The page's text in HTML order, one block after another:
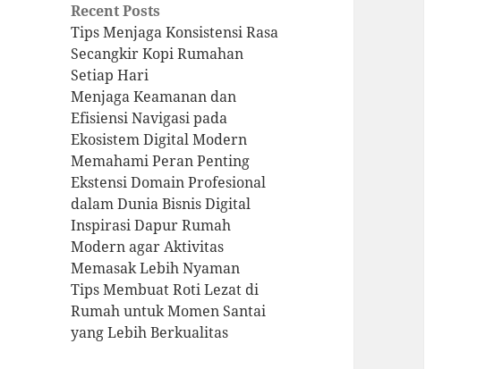
Recent Posts
Tips Menjaga Konsistensi Rasa
Secangkir Kopi Rumahan
Setiap Hari
Menjaga Keamanan dan
Efisiensi Navigasi pada
Ekosistem Digital Modern
Memahami Peran Penting
Ekstensi Domain Profesional
dalam Dunia Bisnis Digital
Inspirasi Dapur Rumah
Modern agar Aktivitas
Memasak Lebih Nyaman
Tips Membuat Roti Lezat di
Rumah untuk Momen Santai
yang Lebih Berkualitas